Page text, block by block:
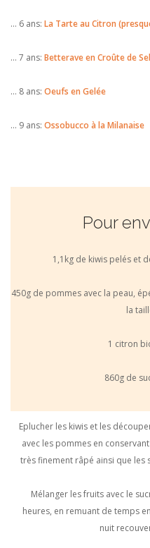
… 6 ans: La Tarte au Citron
… 7 ans: Betterave en Croûte de Sel
… 8 ans: Oeufs en Gelée
… 9 ans: Ossobucco à la Milanaise
Pour
1,1kg de kiwis pelés et
450g de pommes avec la peau,
la
1 citron
860g de
Eplucher les kiwis et les
avec les pommes en
très finement râpé ainsi que les
Mélanger les fruits avec le
heures, en remuant de temps
nuit